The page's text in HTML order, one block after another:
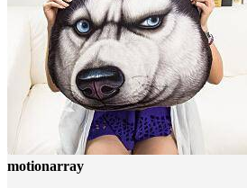
motionarray